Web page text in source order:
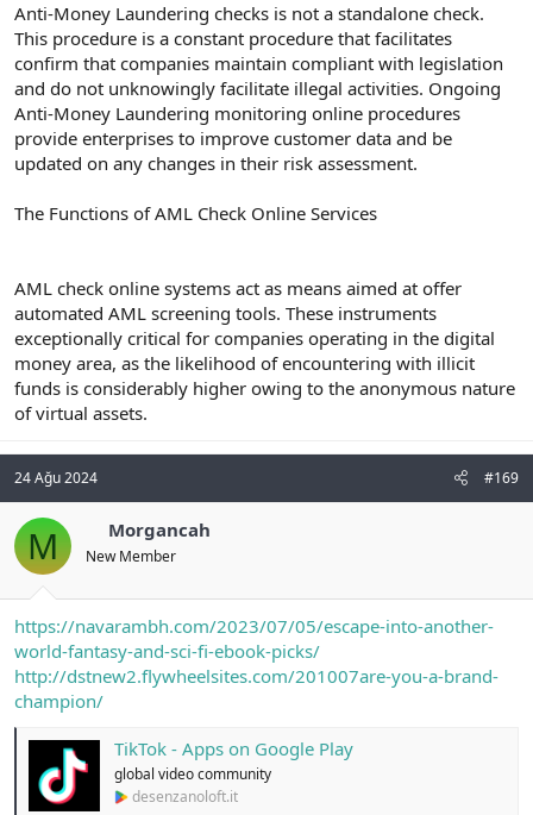
Anti-Money Laundering checks is not a standalone check.
This procedure is a constant procedure that facilitates
confirm that companies maintain compliant with legislation
and do not unknowingly facilitate illegal activities. Ongoing
Anti-Money Laundering monitoring online procedures
provide enterprises to improve customer data and be
updated on any changes in their risk assessment.
The Functions of AML Check Online Services
AML check online systems act as means aimed at offer
automated AML screening tools. These instruments
exceptionally critical for companies operating in the digital
money area, as the likelihood of encountering with illicit
funds is considerably higher owing to the anonymous nature
of virtual assets.
24 Ağu 2024 #169
M Morgancah
New Member
https://navarambh.com/2023/07/05/escape-into-another-
world-fantasy-and-sci-fi-ebook-picks/
http://dstnew2.flywheelsites.com/201007are-you-a-brand-
champion/
TikTok - Apps on Google Play
global video community
desenzanoloft.it